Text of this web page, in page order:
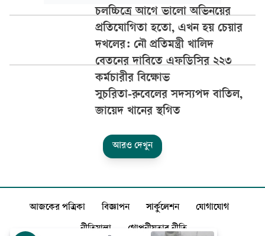
চলচ্চিত্রে আগে ভালো অভিনয়ের
প্রতিযোগিতা হতো, এখন হয় চেয়ার
দখলের: নৌ প্রতিমন্ত্রী খালিদ
বেতনের দাবিতে এফডিসির ২২৩
কর্মচারীর বিক্ষোভ
সুচরিতা-রুবেলের সদস্যপদ বাতিল,
জায়েদ খানের স্থগিত
আরও দেখুন
আজকের পত্রিকা বিজ্ঞাপন সার্কুলেশন যোগাযোগ
নীতিমালা গোপনীয়তার নীতি